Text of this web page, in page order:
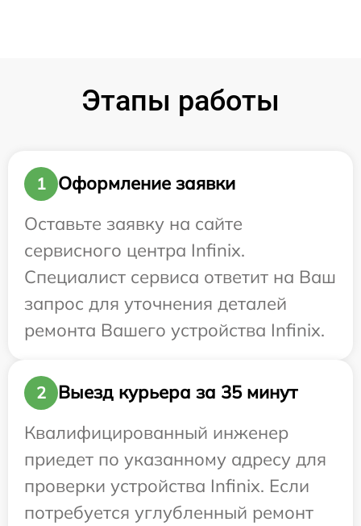
Этапы работы
1
Оформление заявки
Оставьте заявку на сайте
сервисного центра Infinix.
Специалист сервиса ответит на Ваш
запрос для уточнения деталей
ремонта Вашего устройства Infinix.
2
Выезд курьера за 35 минут
Квалифицированный инженер
приедет по указанному адресу для
проверки устройства Infinix. Если
потребуется углубленный ремонт